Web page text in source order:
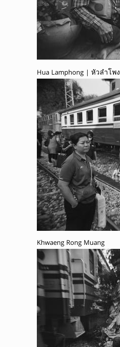
Hua Lamphong | หัวลำโพง
Khwaeng Rong Muang